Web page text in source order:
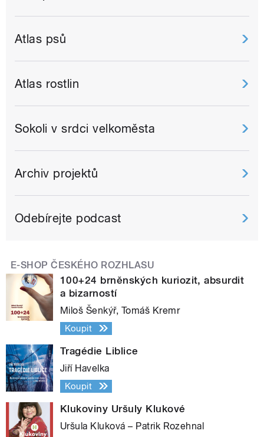
Atlas psů
Atlas rostlin
Sokoli v srdci velkoměsta
Archiv projektů
Odebírejte podcast
E-SHOP ČESKÉHO ROZHLASU
100+24 brněnských kuriozit, absurdit
a bizarností
Miloš Šenkýř, Tomáš Kremr
Koupit
Tragédie Liblice
Jiří Havelka
Koupit
Klukoviny Uršuly Klukové
Uršula Kluková – Patrik Rozehnal